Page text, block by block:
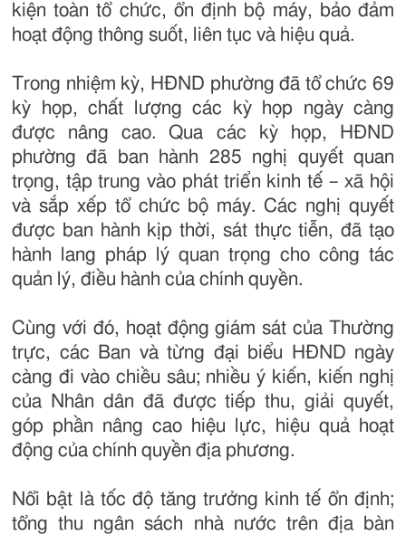
kiện toàn tổ chức, ổn định bộ máy, bảo đảm
hoạt động thông suốt, liên tục và hiệu quả.
Trong nhiệm kỳ, HĐND phường đã tổ chức 69
kỳ họp, chất lượng các kỳ họp ngày càng
được nâng cao. Qua các kỳ họp, HĐND
phường đã ban hành 285 nghị quyết quan
trọng, tập trung vào phát triển kinh tế – xã hội
và sắp xếp tổ chức bộ máy. Các nghị quyết
được ban hành kịp thời, sát thực tiễn, đã tạo
hành lang pháp lý quan trọng cho công tác
quản lý, điều hành của chính quyền.
Cùng với đó, hoạt động giám sát của Thường
trực, các Ban và từng đại biểu HĐND ngày
càng đi vào chiều sâu; nhiều ý kiến, kiến nghị
của Nhân dân đã được tiếp thu, giải quyết,
góp phần nâng cao hiệu lực, hiệu quả hoạt
động của chính quyền địa phương.
Nổi bật là tốc độ tăng trưởng kinh tế ổn định;
tổng thu ngân sách nhà nước trên địa bàn